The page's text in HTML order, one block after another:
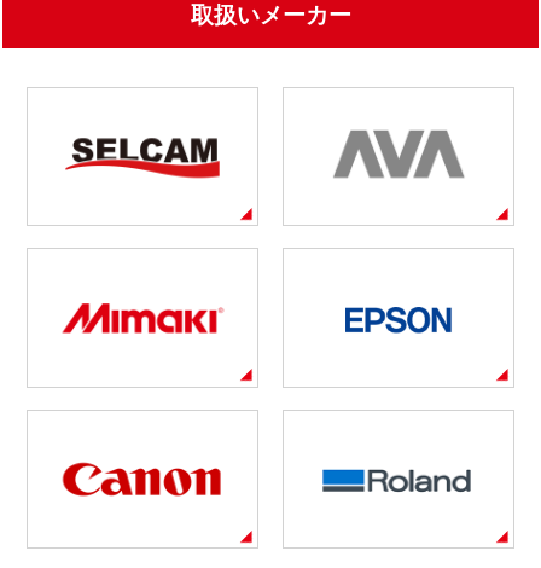
取扱いメーカー